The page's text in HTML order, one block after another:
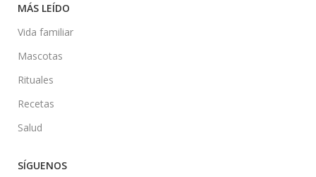
MÁS LEÍDO
Vida familiar
Mascotas
Rituales
Recetas
Salud
SÍGUENOS